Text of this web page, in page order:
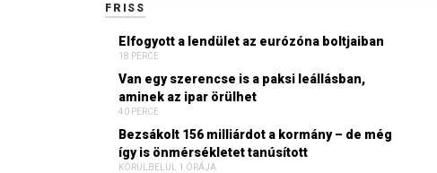
FRISS
Elfogyott a lendület az eurózóna boltjaiban
18 PERCE
Van egy szerencse is a paksi leállásban,
aminek az ipar örülhet
40 PERCE
Bezsákolt 156 milliárdot a kormány – de még
így is önmérsékletet tanúsított
KÖRÜLBELÜL 1 ÓRÁJA